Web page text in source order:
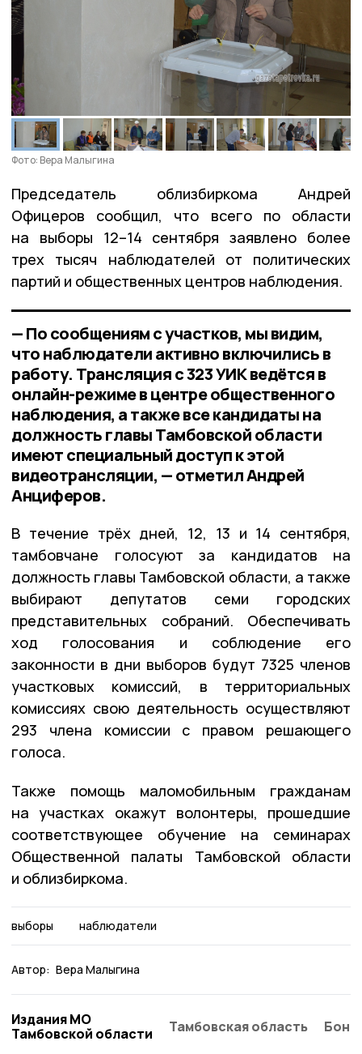
Фото: Вера Малыгина
Председатель облизбиркома Андрей
Офицеров сообщил, что всего по области
на выборы 12–14 сентября заявлено более
трех тысяч наблюдателей от политических
партий и общественных центров наблюдения.
— По сообщениям с участков, мы видим,
что наблюдатели активно включились в
работу. Трансляция с 323 УИК ведётся в
онлайн-режиме в центре общественного
наблюдения, а также все кандидаты на
должность главы Тамбовской области
имеют специальный доступ к этой
видеотрансляции, — отметил Андрей
Анциферов.
В течение трёх дней, 12, 13 и 14 сентября,
тамбовчане голосуют за кандидатов на
должность главы Тамбовской области, а также
выбирают депутатов семи городских
представительных собраний. Обеспечивать
ход голосования и соблюдение его
законности в дни выборов будут 7325 членов
участковых комиссий, в территориальных
комиссиях свою деятельность осуществляют
293 члена комиссии с правом решающего
голоса.
Также помощь маломобильным гражданам
на участках окажут волонтеры, прошедшие
соответствующее обучение на семинарах
Общественной палаты Тамбовской области
и облизбиркома.
выборы наблюдатели
Автор: Вера Малыгина
Издания МО
Тамбовской области
Тамбовская область